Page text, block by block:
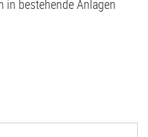
in bestehende Anlagen